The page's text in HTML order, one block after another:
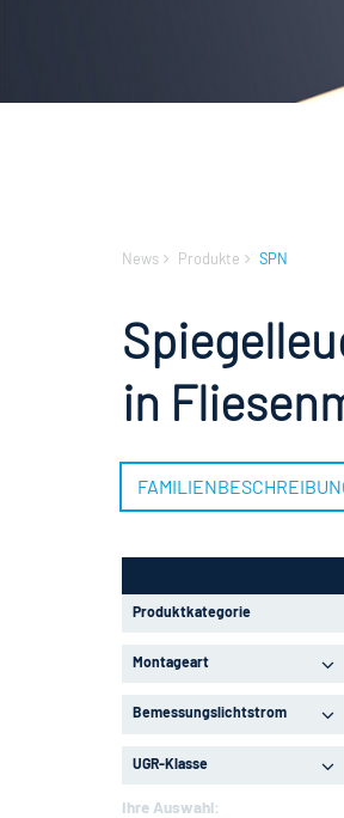
News Produkte SPN
in
Produktkategorie
Montageart
Bemessungslichtstrom
UGR-Klasse
Ihre Auswahl: